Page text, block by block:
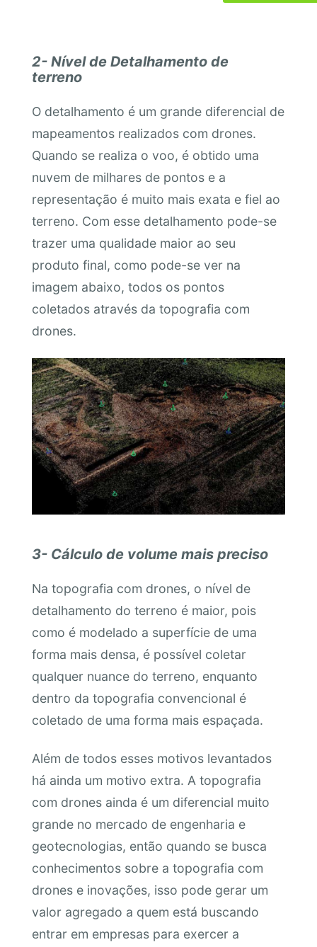
2- Nível de Detalhamento de
terreno
O detalhamento é um grande diferencial de
mapeamentos realizados com drones.
Quando se realiza o voo, é obtido uma
nuvem de milhares de pontos e a
representação é muito mais exata e fiel ao
terreno. Com esse detalhamento pode-se
trazer uma qualidade maior ao seu
produto final, como pode-se ver na
imagem abaixo, todos os pontos
coletados através da topografia com
drones.
3- Cálculo de volume mais preciso
Na topografia com drones, o nível de
detalhamento do terreno é maior, pois
como é modelado a superfície de uma
forma mais densa, é possível coletar
qualquer nuance do terreno, enquanto
dentro da topografia convencional é
coletado de uma forma mais espaçada.
Além de todos esses motivos levantados
há ainda um motivo extra. A topografia
com drones ainda é um diferencial muito
grande no mercado de engenharia e
geotecnologias, então quando se busca
conhecimentos sobre a topografia com
drones e inovações, isso pode gerar um
valor agregado a quem está buscando
entrar em empresas para exercer a